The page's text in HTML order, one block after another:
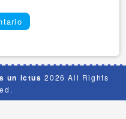
un ictus 2026 All Rights